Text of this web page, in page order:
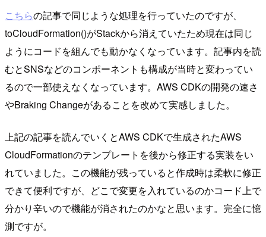
こちらの記事で同じような処理を行っていたのですが、
toCloudFormation()がStackから消えていたため現在は同じ
ようにコードを組んでも動かなくなっています。記事内を読
むとSNSなどのコンポーネントも構成が当時と変わってい
るので一部使えなくなっています。AWS CDKの開発の速さ
やBraking Changeがあることを改めて実感しました。
上記の記事を読んでいくとAWS CDKで生成されたAWS
CloudFormationのテンプレートを後から修正する実装をい
れていました。この機能が残っていると作成時は柔軟に修正
できて便利ですが、どこで変更を入れているのかコード上で
分かり辛いので機能が消されたのかなと思います。完全に憶
測ですが。